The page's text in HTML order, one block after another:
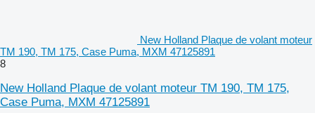
New Holland Plaque de volant moteur
TM 190, TM 175, Case Puma, MXM 47125891
8
New Holland Plaque de volant moteur TM 190, TM 175,
Case Puma, MXM 47125891